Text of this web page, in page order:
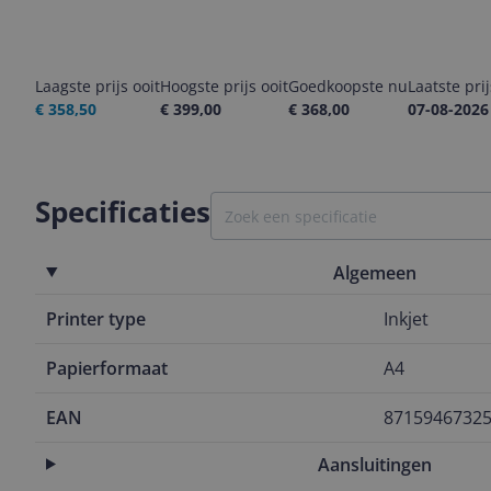
Laagste prijs ooit
€ 358,50
Hoogste prijs ooit
€ 399,00
Goedkoopste nu
€ 368,00
Laatste
07-08-2026
Specificaties
Algemeen
Printer type
Inkjet
Papierformaat A4
EAN
Aansluitingen